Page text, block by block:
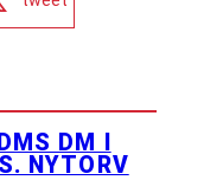
DM I
NYTORV